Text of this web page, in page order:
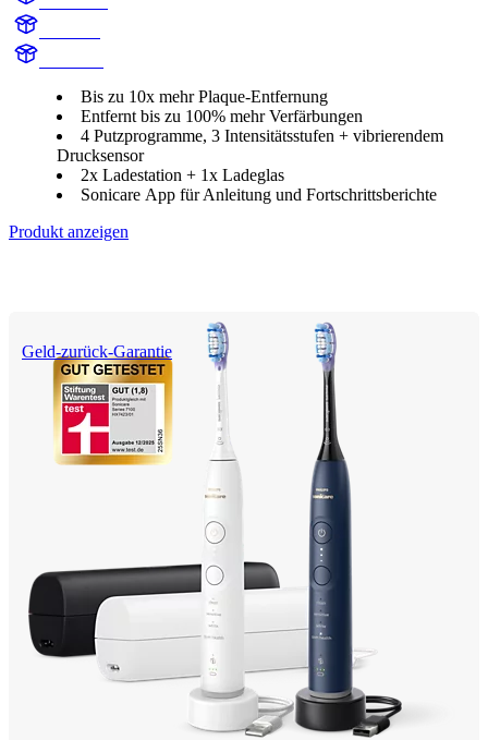
Bis zu 10x mehr Plaque-Entfernung
Entfernt bis zu 100% mehr Verfärbungen
4 Putzprogramme, 3 Intensitätsstufen + vibrierendem
Drucksensor
2x Ladestation + 1x Ladeglas
Sonicare App für Anleitung und Fortschrittsberichte
Produkt anzeigen
Geld-zurück-Garantie